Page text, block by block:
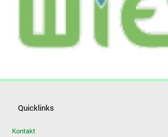
Quicklinks
Kontakt